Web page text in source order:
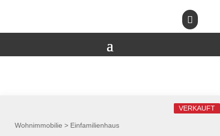

Wohnimmobilie > Einfamilienhaus
VERKAUFT